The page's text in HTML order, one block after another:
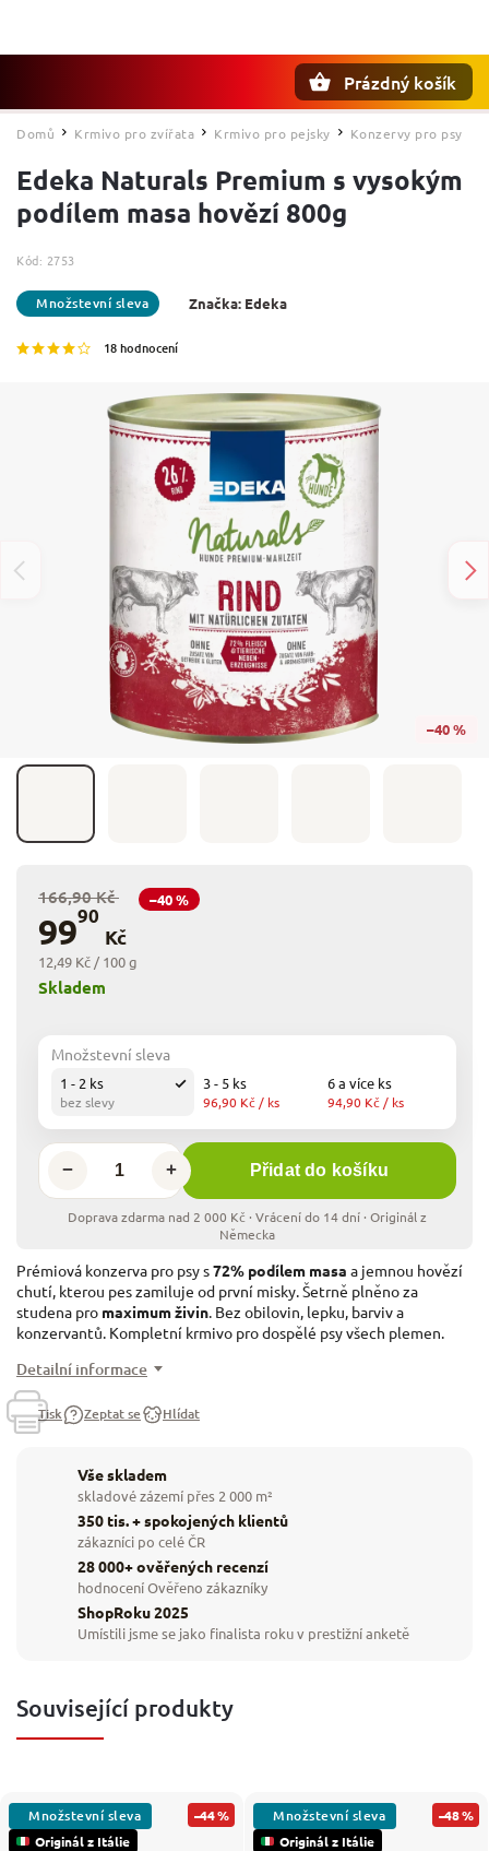
Prázdný košík
Domů / Krmivo pro zvířata / Krmivo pro pejsky / Konzervy pro psy
Edeka Naturals Premium s vysokým
podílem masa hovězí 800g
Kód: 2753
18 hodnocení
Značka: Edeka
–40 %
166,90 Kč –40 %
9990
Kč
12,49 Kč / 100 g
Množstevní sleva
1 - 2 ks
bez slevy
3 - 5 ks
96,90 Kč / ks
6 a více ks
94,90 Kč / ks
+
− Přidat do košíku
Skladem
Prémiová konzerva pro psy s72% podílem masa a jemnou hovězí
chutí, kterou pes zamiluje od první misky. Šetrně plněno za
studena pro maximum živin. Bez obilovin, lepku, barviv a
konzervantů. Kompletní krmivo pro dospělé psy všech plemen.
Detailní informace
Tisk Zeptat se Hlídat
Vše skladem
skladové zázemí přes 2 000 m²
350 tis. + spokojených klientů
zákazníci po celé ČR
28 000+ ověřených recenzí
hodnocení Ověřeno zákazníky
ShopRoku 2025
Umístili jsme se jako finalista roku v prestižní anketě
Související produkty
Originál z Itálie
–44 %
Originál z Itálie
–48 %